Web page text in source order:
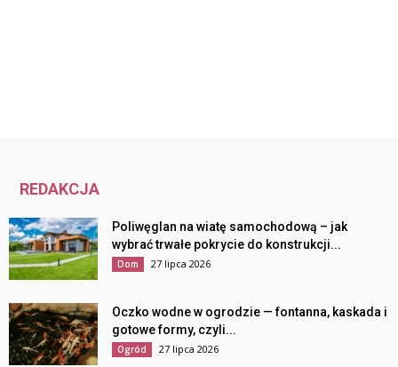
REDAKCJA
Poliwęglan na wiatę samochodową – jak
wybrać trwałe pokrycie do konstrukcji...
Dom 27 lipca 2026
Oczko wodne w ogrodzie — fontanna, kaskada i
gotowe formy, czyli...
Ogród 27 lipca 2026